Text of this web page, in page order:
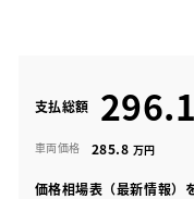
支払総額 296.1
車両価格 285.8
価格相場表（最新情報）